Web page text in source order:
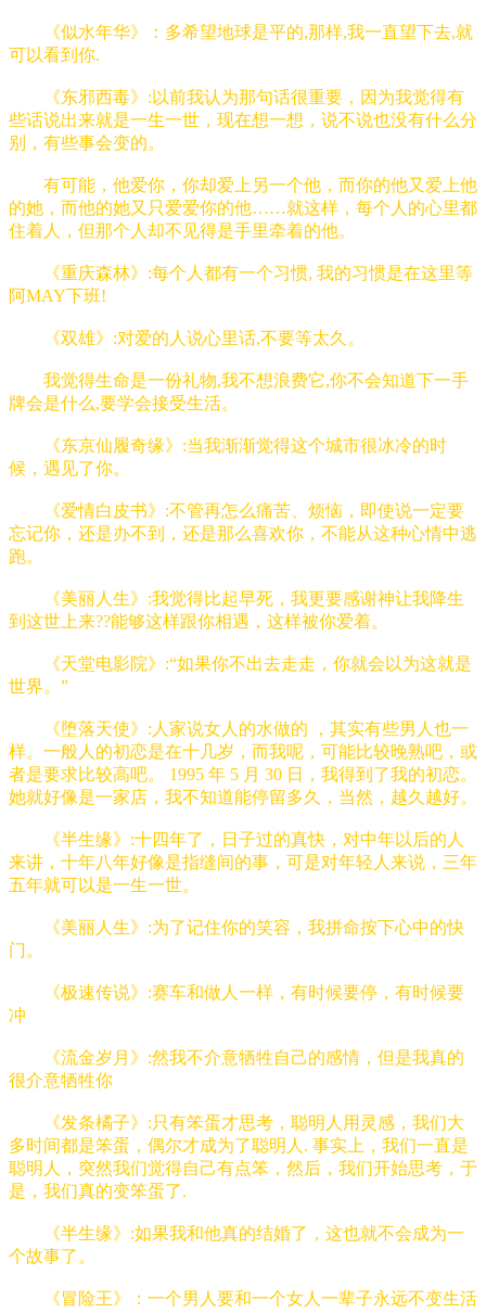
《似水年华》：多希望地球是平的,那样,我一直望下去,就
可以看到你.
《东邪西毒》:以前我认为那句话很重要，因为我觉得有
些话说出来就是一生一世，现在想一想，说不说也没有什么分
别，有些事会变的。
有可能，他爱你，你却爱上另一个他，而你的他又爱上他
的她，而他的她又只爱爱你的他……就这样，每个人的心里都
住着人，但那个人却不见得是手里牵着的他。
《重庆森林》:每个人都有一个习惯, 我的习惯是在这里等
阿MAY下班!
《双雄》:对爱的人说心里话,不要等太久。
我觉得生命是一份礼物,我不想浪费它,你不会知道下一手
牌会是什么,要学会接受生活。
《东京仙履奇缘》:当我渐渐觉得这个城市很冰冷的时
候，遇见了你。
《爱情白皮书》:不管再怎么痛苦、烦恼，即使说一定要
忘记你，还是办不到，还是那么喜欢你，不能从这种心情中逃
跑。
《美丽人生》:我觉得比起早死，我更要感谢神让我降生
到这世上来??能够这样跟你相遇，这样被你爱着。
《天堂电影院》:“如果你不出去走走，你就会以为这就是
世界。”
《堕落天使》:人家说女人的水做的 ，其实有些男人也一
样。一般人的初恋是在十几岁，而我呢，可能比较晚熟吧，或
者是要求比较高吧。 1995 年 5 月 30 日，我得到了我的初恋。
她就好像是一家店，我不知道能停留多久，当然，越久越好。
《半生缘》:十四年了，日子过的真快，对中年以后的人
来讲，十年八年好像是指缝间的事，可是对年轻人来说，三年
五年就可以是一生一世。
《美丽人生》:为了记住你的笑容，我拼命按下心中的快
门。
《极速传说》:赛车和做人一样，有时候要停，有时候要
冲
《流金岁月》:然我不介意牺牲自己的感情，但是我真的
很介意牺牲你
《发条橘子》:只有笨蛋才思考，聪明人用灵感，我们大
多时间都是笨蛋，偶尔才成为了聪明人. 事实上，我们一直是
聪明人，突然我们觉得自己有点笨，然后，我们开始思考，于
是，我们真的变笨蛋了.
《半生缘》:如果我和他真的结婚了，这也就不会成为一
个故事了。
《冒险王》：一个男人要和一个女人一辈子永远不变生活